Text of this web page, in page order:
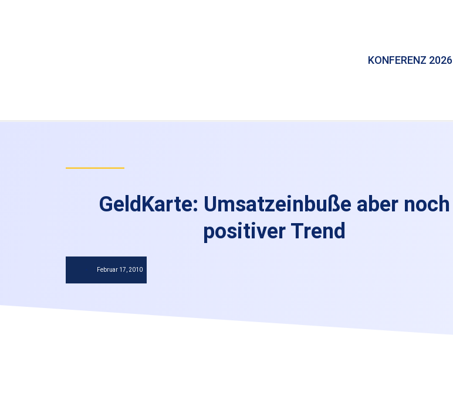
KONFERENZ 2026
GeldKarte: Umsatzeinbuße aber noch
positiver Trend
Februar 17, 2010